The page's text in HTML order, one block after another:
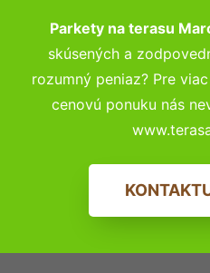
Parkety na terasu
skúsených a
rozumný peniaz? Pre
cenovú ponuku nás